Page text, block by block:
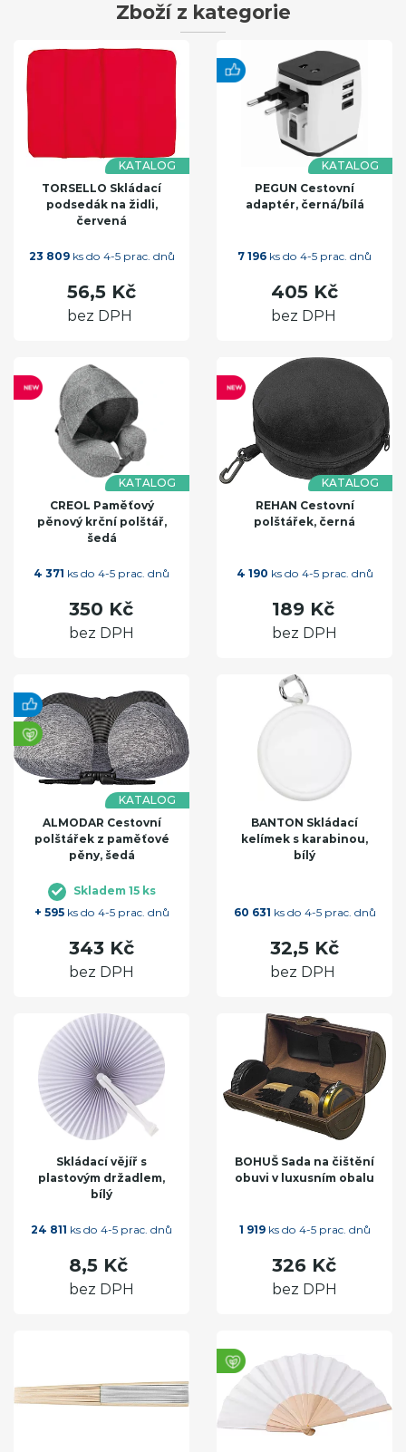
Zboží z kategorie
KATALOG
TORSELLO Skládací
podsedák na židli,
červená
23 809ks do 4-5 prac. dnů
56,5 Kč
bez DPH
KATALOG
PEGUN Cestovní
adaptér, černá/bílá
7 196 ks do 4-5 prac. dnů
405 Kč
bez DPH
KATALOG
CREOL Paměťový
pěnový krční polštář,
šedá
4 371 ks do 4-5 prac. dnů
350 Kč
bez DPH
KATALOG
REHAN Cestovní
polštářek, černá
4 190 ks do 4-5 prac. dnů
189 Kč
bez DPH
KATALOG
ALMODAR Cestovní
polštářek z paměťové
pěny, šedá
Skladem 15 ks
+ 595ks do 4-5 prac. dnů
343 Kč
bez DPH
BANTON Skládací
kelímek s karabinou,
bílý
60 631 ks do 4-5 prac. dnů
32,5 Kč
bez DPH
Skládací vějíř s
plastovým držadlem,
bílý
24 811 ks do 4-5 prac. dnů
8,5 Kč
bez DPH
BOHUŠ Sada na čištění
obuvi v luxusním obalu
1 919ks do 4-5 prac. dnů
326 Kč
bez DPH